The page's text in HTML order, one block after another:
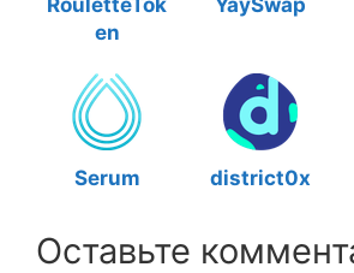
RouletteTok
en
YaySwap
Serum district0x
Оставьте